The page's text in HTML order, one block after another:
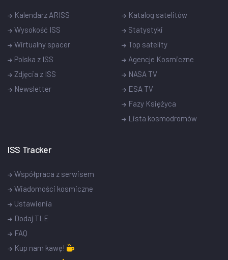
Kalendarz ARISS
Wysokość ISS
Wirtualny spacer
Polska z ISS
Zdjęcia z ISS
Newsletter
Katalog satelitów
Statystyki
Top satelity
Agencje Kosmiczne
NASA TV
ESA TV
Fazy Księżyca
Lista kosmodromów
ISS Tracker
Współpraca z serwisem
Wiadomości kosmiczne
Ustawienia
Dodaj TLE
FAQ
Kup nam kawę!